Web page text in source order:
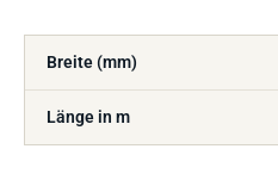
Breite (mm)
Länge in m